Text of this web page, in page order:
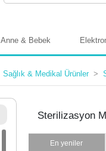
Anne & Bebek
Sağlık & Medikal Ürünler
Sterilizasyon
En yeniler